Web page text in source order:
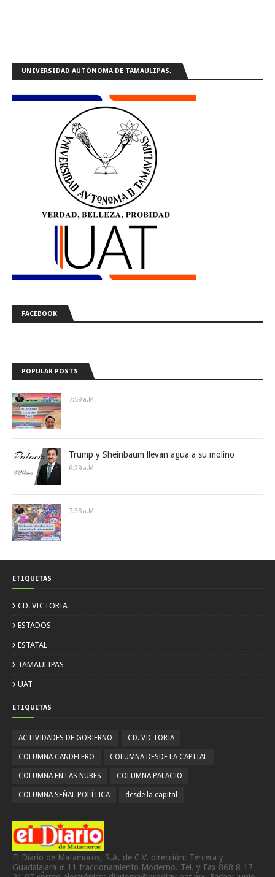
UNIVERSIDAD AUTÓNOMA DE TAMAULIPAS.
FACEBOOK
POPULAR POSTS
7:59 A.m.
Trump y Sheinbaum llevan agua a su molino
6:29 A.m.
7:38 A.m.
ETIQUETAS
CD. VICTORIA
ESTADOS
ESTATAL
TAMAULIPAS
UAT
ETIQUETAS
ACTIVIDADES DE GOBIERNO CD. VICTORIA
COLUMNA CANDELERO COLUMNA DESDE LA CAPITAL
COLUMNA EN LAS NUBES COLUMNA PALACIO
COLUMNA SEÑAL POLÍTICA desde la capital
El Diario de Matamoros, S.A. de C.V. dirección: Tercera y
Guadalajara # 11 fraccionamiento Moderno. Tel. y Fax 868 8 17